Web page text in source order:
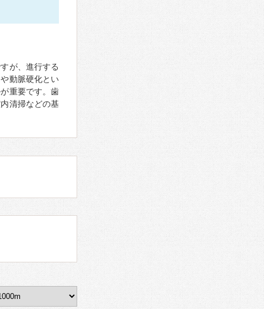
が、進行する
動脈硬化とい
重要です。歯
清掃などの基